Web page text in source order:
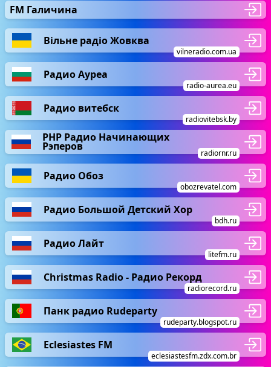
FM Галичина
Вільне радіо Жовква
vilneradio.com.ua
Радио Ауреа
radio-aurea.eu
Радио витебск
radiovitebsk.by
РНР Радио Начинающих
Рэперов
radiornr.ru
Радио Обоз
obozrevatel.com
Радио Большой Детский Хор
bdh.ru
Радио Лайт
litefm.ru
Christmas Radio - Радио Рекорд
radiorecord.ru
Панк радио Rudeparty
rudeparty.blogspot.ru
Eclesiastes FM
eclesiastesfm.zdx.com.br